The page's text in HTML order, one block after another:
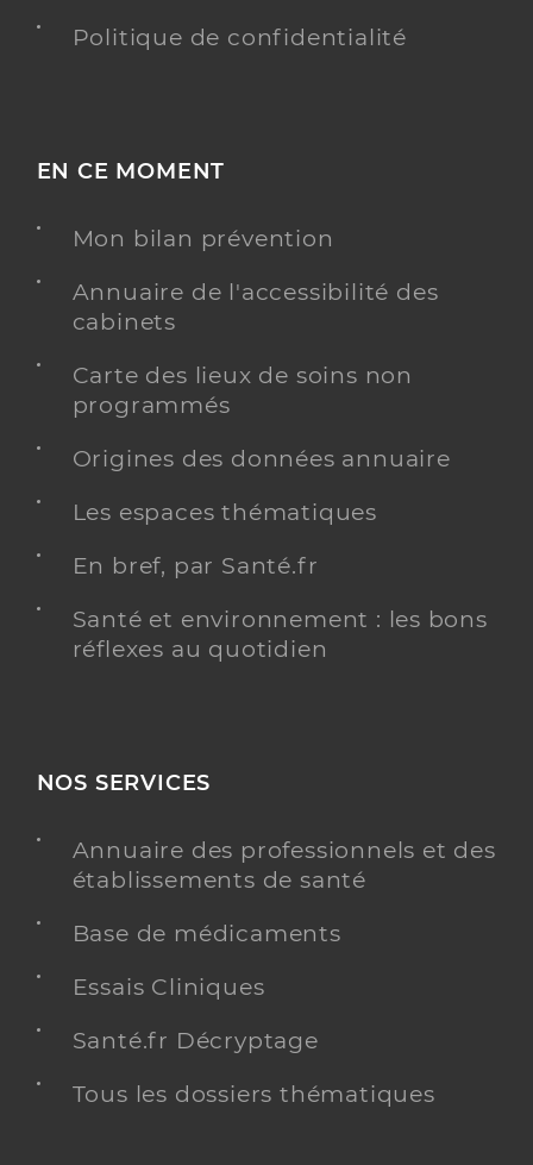
Politique de confidentialité
EN CE MOMENT
Mon bilan prévention
Annuaire de l'accessibilité des
cabinets
Carte des lieux de soins non
programmés
Origines des données annuaire
Les espaces thématiques
En bref, par Santé.fr
Santé et environnement : les bons
réflexes au quotidien
NOS SERVICES
Annuaire des professionnels et des
établissements de santé
Base de médicaments
Essais Cliniques
Santé.fr Décryptage
Tous les dossiers thématiques